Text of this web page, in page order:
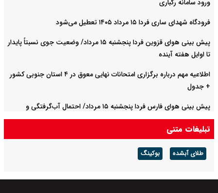
ورود سامانه رگباری
فرودگاه شهدای ساری فردا ۱۵ مرداد ۱۴۰۵ تعطیل می‌شود
پیش بینی هوای قزوین فردا پنجشنبه ۱۵ مرداد/ وضعیت جوی نسبتاً پایدار
تا اوایل هفته آینده
اطلاعیه مهم درباره برگزاری امتحانات نهایی معوق در ۴ استان جنوبی کشور
+ جدول
پیش بینی هوای فارس فردا پنجشنبه ۱۵ مرداد/ احتمال آب‌گرفتگی و
سیلابی شدن مسیل‌ها
تبلیغات متنی
طلای آبشده بوکینگ